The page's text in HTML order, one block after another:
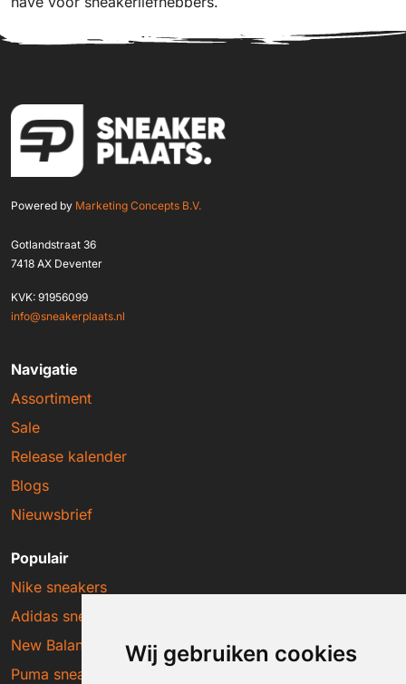
Wij gebruiken cookies
Powered by Marketing Concepts B.V.
Gotlandstraat 36
7418 AX Deventer
KVK: 91956099
info@sneakerplaats.nl
Navigatie
Assortiment
Sale
Release kalender
Blogs
Nieuwsbrief
Populair
Nike sneakers
Adidas sneakers
New Balance sneakers
Puma sneakers